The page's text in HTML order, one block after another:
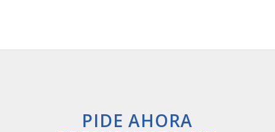
PIDE AHORA